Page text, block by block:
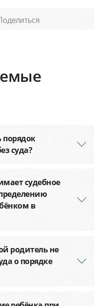
суда?
судебное
в
родитель не
о порядке